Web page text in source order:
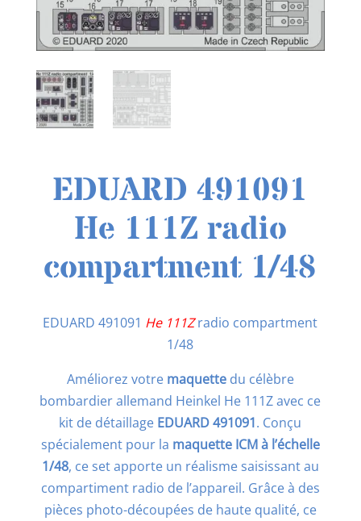
EDUARD 491091
He 111Z radio
compartment 1/48
EDUARD 491091 He 111Zradio compartment
1/48
Améliorez votre maquettedu célèbre
bombardier allemand Heinkel He 111Z avec ce
kit de détaillage EDUARD 491091. Conçu
spécialement pour la maquette ICM à l’échelle
1/48, ce set apporte un réalisme saisissant au
compartiment radio de l’appareil. Grâce à des
pièces photo-découpées de haute qualité, ce